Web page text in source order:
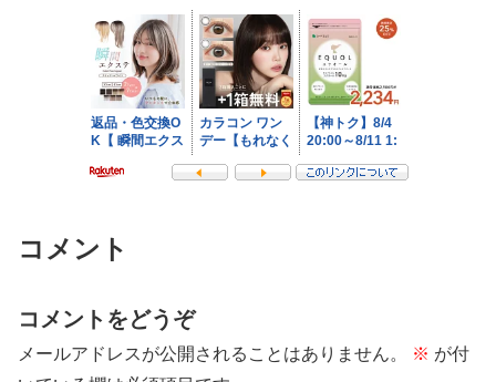
コメント
コメントをどうぞ
メールアドレスが公開されることはありません。 ※ が付